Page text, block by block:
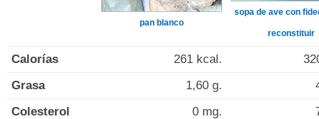
pan blanco
sopa de ave con
reconstituir
Calorías 261 kcal.
Grasa
1,60 g.
Colesterol
0 mg.